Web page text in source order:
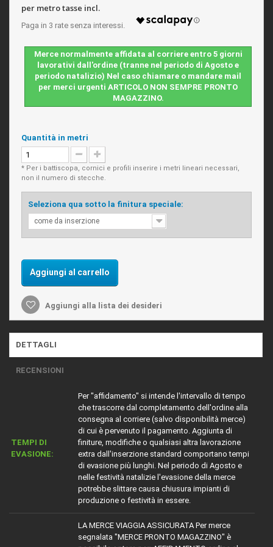
per metro tasse incl.
Merce normalmente affidata al corriere entro 5 giorni
lavorativi dall'ordine (tranne nel periodo di Agosto e
periodo natalizio) Nel caso chiamare o mandare mail
per merci urgenti ARTICOLO NON SEMPRE PRONTO
MAGAZZINO.
Quantità in metri
* Per i battiscopa, cornici e profili inserire i metri lineari necessari,
non il numero di stecche.
Seleziona qua sotto la finitura speciale:
come da inserzione
Aggiungi al carrello
Aggiungi alla lista dei desideri
DETTAGLI
RECENSIONI
TEMPI DI
EVASIONE:
Per "affidamento" si intende l'intervallo di tempo
che trascorre dal completamento dell'ordine alla
consegna al corriere (salvo disponibilità merce)
di cui è pervenuto il pagamento. Aggiunta di
finiture, modifiche o qualsiasi altra lavorazione
extra dall'inserzione standard comportano tempi
di evasione più lunghi. Nel periodo di Agosto e
nelle festività natalizie l'evasione della merce
potrebbe slittare causa chiusura impianti di
produzione o festività in essere.
LA MERCE VIAGGIA ASSICURATA Per merce
segnalata "MERCE PRONTO MAGAZZINO" è